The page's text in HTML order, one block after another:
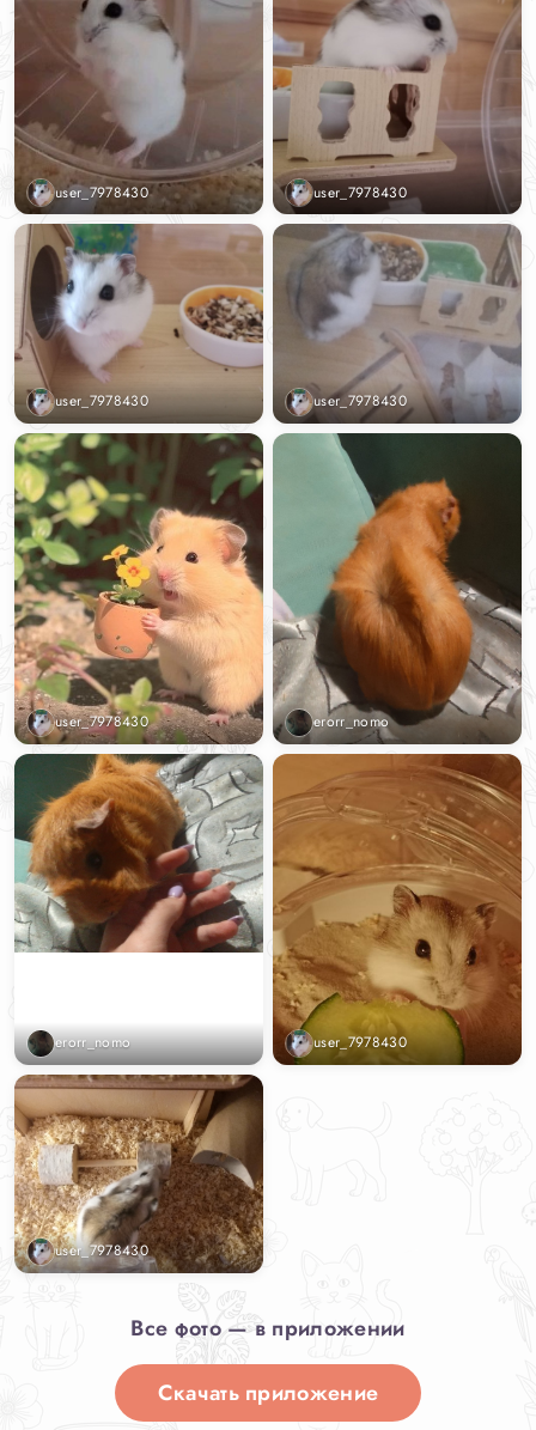
user_7978430 user_7978430
user_7978430 user_7978430
user_7978430 erorr_nomo
erorr_nomo user_7978430
user_7978430
Все фото — в приложении
Скачать приложение